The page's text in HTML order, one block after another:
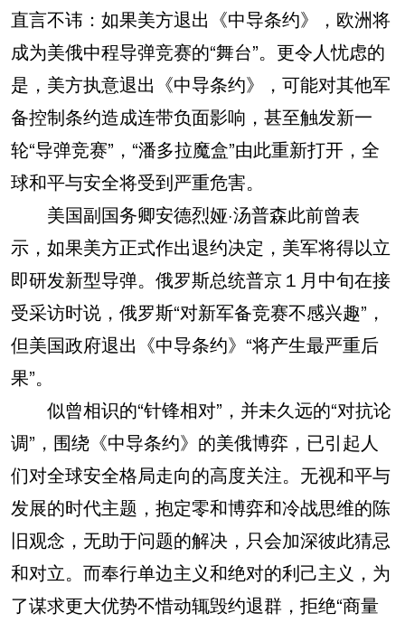
直言不讳：如果美方退出《中导条约》，欧洲将
成为美俄中程导弹竞赛的“舞台”。更令人忧虑的
是，美方执意退出《中导条约》，可能对其他军
备控制条约造成连带负面影响，甚至触发新一
轮“导弹竞赛”，“潘多拉魔盒”由此重新打开，全
球和平与安全将受到严重危害。
美国副国务卿安德烈娅·汤普森此前曾表
示，如果美方正式作出退约决定，美军将得以立
即研发新型导弹。俄罗斯总统普京１月中旬在接
受采访时说，俄罗斯“对新军备竞赛不感兴趣”，
但美国政府退出《中导条约》“将产生最严重后
果”。
似曾相识的“针锋相对”，并未久远的“对抗论
调”，围绕《中导条约》的美俄博弈，已引起人
们对全球安全格局走向的高度关注。无视和平与
发展的时代主题，抱定零和博弈和冷战思维的陈
旧观念，无助于问题的解决，只会加深彼此猜忌
和对立。而奉行单边主义和绝对的利己主义，为
了谋求更大优势不惜动辄毁约退群，拒绝“商量